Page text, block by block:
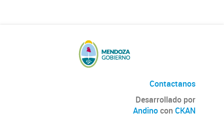
Contactanos
Desarrollado por
Andinocon CKAN